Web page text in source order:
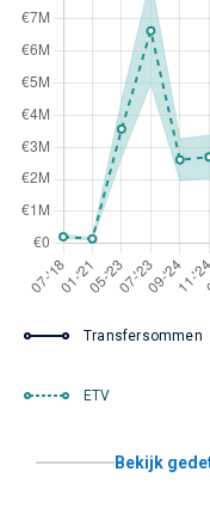
Transfersommen
ETV
Bekijk